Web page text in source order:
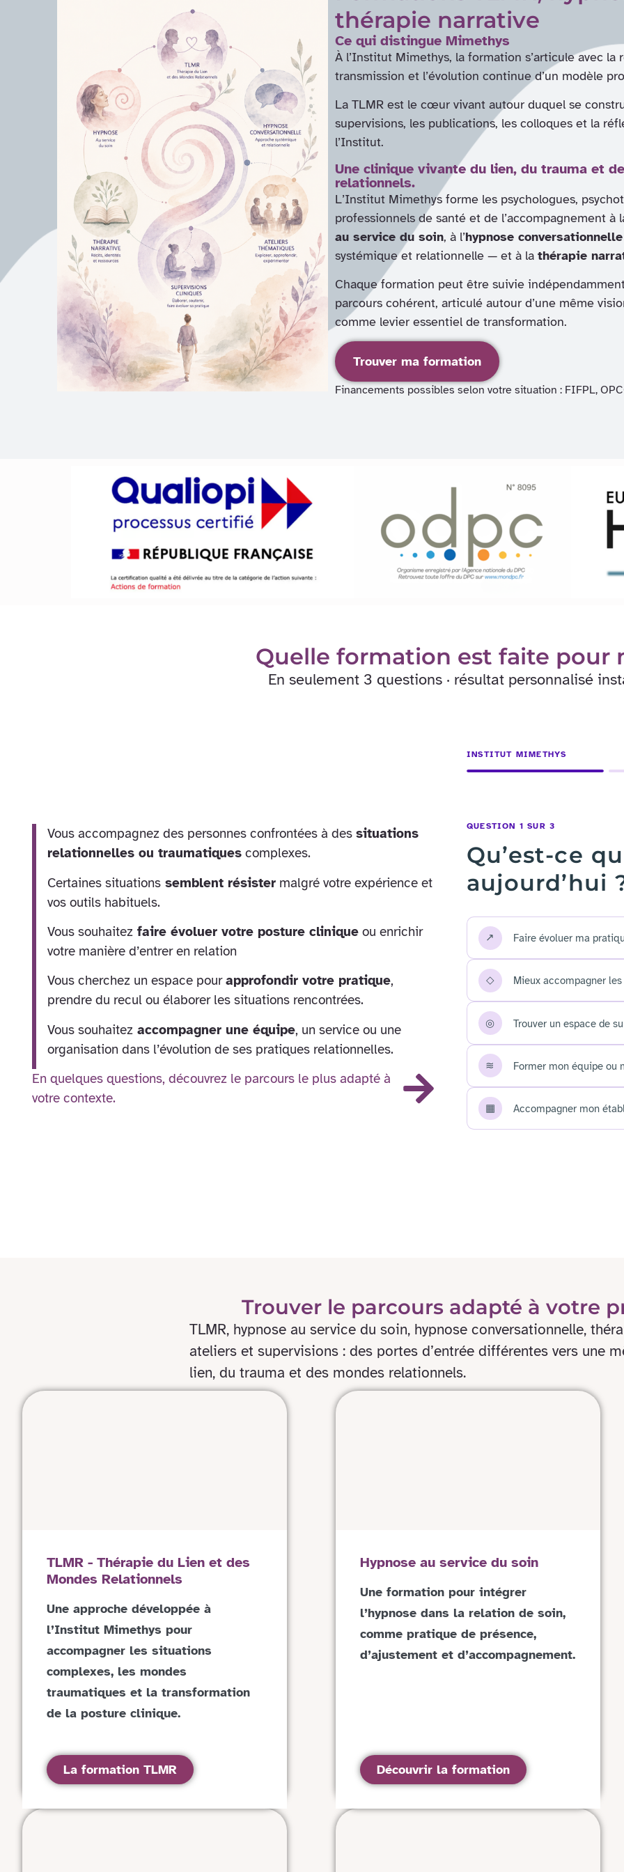
thérapie narrative
Ce qui distingue Mimethys
À l’Institut Mimethys, la formation s’articule avec la
transmission et l’évolution continue d’un modèle
La TLMR est le cœur vivant autour duquel se
supervisions, les publications, les colloques et la
l’Institut.
Une clinique vivante du lien, du trauma et
relationnels.
L’Institut Mimethys forme les psychologues,
professionnels de santé et de l’accompagnement à
au service du soin, à l’hypnose conversationnelle
systémique et relationnelle — et à la thérapie
Chaque formation peut être suivie
parcours cohérent, articulé autour d’une même
comme levier essentiel de transformation.
Trouver ma formation
Financements possibles selon votre situation : FIFPL,
Quelle formation est faite pour
En seulement 3 questions · résultat personnalisé
Vous accompagnez des personnes confrontées à des situations
relationnelles ou traumatiques complexes.
Certaines situations semblent résister malgré votre expérience et
vos outils habituels.
Vous souhaitez faire évoluer votre posture clinique ou enrichir
votre manière d’entrer en relation
Vous cherchez un espace pourapprofondir votre pratique,
prendre du recul ou élaborer les situations rencontrées.
Vous souhaitez accompagner une équipe, un service ou une
organisation dans l’évolution de ses pratiques relationnelles.
En quelques questions, découvrez le parcours le plus adapté à
votre contexte.
INSTITUT MIMETHYS
QUESTION 1 SUR 3
Qu’est-ce
aujourd’hui
↗ Faire évoluer ma
◇ Mieux accompagner
◎ Trouver un espace de
≋ Former mon équipe ou
▦ Accompagner mon
Trouver le parcours adapté à votre
TLMR, hypnose au service du soin, hypnose conversationnelle,
ateliers et supervisions : des portes d’entrée différentes vers une
lien, du trauma et des mondes relationnels.
TLMR - Thérapie du Lien et des
Mondes Relationnels
Une approche développée à
l’Institut Mimethys pour
accompagner les situations
complexes, les mondes
traumatiques et la transformation
de la posture clinique.
La formation TLMR
Hypnose au service du soin
Une formation pour intégrer
l’hypnose dans la relation de soin,
comme pratique de présence,
d’ajustement et d’accompagnement.
Découvrir la formation